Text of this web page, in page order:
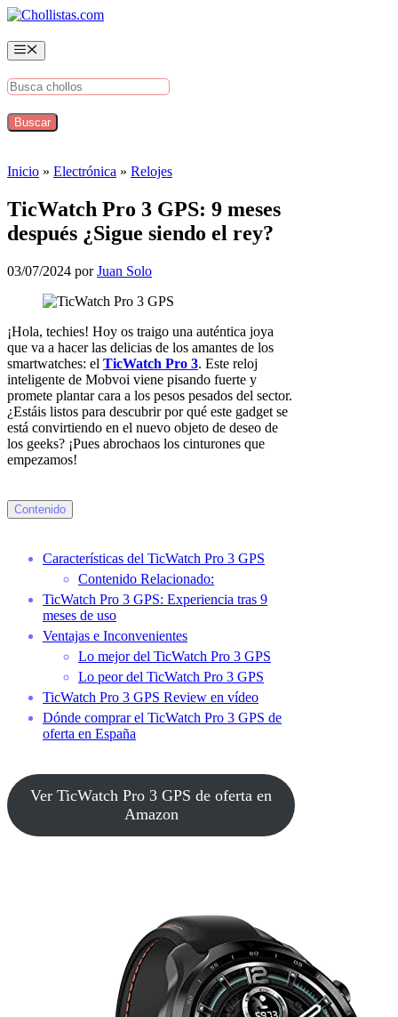
Saltar
contenido
Menú
Inicio » Electrónica » Relojes
TicWatch Pro 3 GPS: 9 meses
después ¿Sigue siendo el rey?
03/07/2024 porJuan Solo
¡Hola, techies! Hoy os traigo una auténtica joya
que va a hacer las delicias de los amantes de los
smartwatches: el TicWatch Pro 3. Este reloj
inteligente de Mobvoi viene pisando fuerte y
promete plantar cara a los pesos pesados del sector.
¿Estáis listos para descubrir por qué este gadget se
está convirtiendo en el nuevo objeto de deseo de
los geeks? ¡Pues abrochaos los cinturones que
empezamos!
Contenido
Características del TicWatch Pro 3 GPS
Contenido Relacionado:
TicWatch Pro 3 GPS: Experiencia tras 9
meses de uso
Ventajas e Inconvenientes
Lo mejor del TicWatch Pro 3 GPS
Lo peor del TicWatch Pro 3 GPS
TicWatch Pro 3 GPS Review en vídeo
Dónde comprar el TicWatch Pro 3 GPS de
oferta en España
Ver TicWatch Pro 3 GPS de oferta en
Amazon